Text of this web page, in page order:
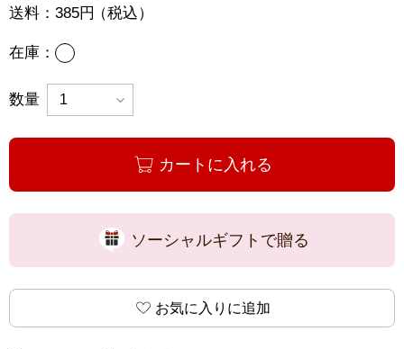
送料： 385円（税込）
在庫： あり
数量
カートに入れる
ソーシャルギフトで贈る
お気に入りに追加